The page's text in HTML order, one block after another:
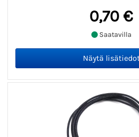
0,70 €
Saatavilla